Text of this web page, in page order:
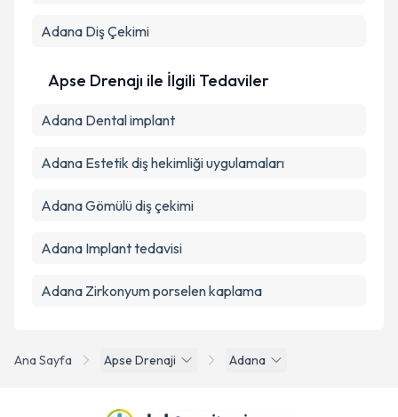
Ana Sayfa Apse Drenaji Adana
Adana Diş Çekimi
Apse Drenajı ile İlgili Tedaviler
Adana Dental implant
Adana Estetik diş hekimliği uygulamaları
Adana Gömülü diş çekimi
Adana Implant tedavisi
Adana Zirkonyum porselen kaplama